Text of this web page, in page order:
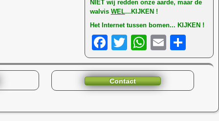
NIET wij redden onze aarde, maar de
walvis WEL...KIJKEN !
Het Internet tussen bomen... KIJKEN !
F
a
c
e
T
wi
tt
er
W
h
at
s
E
m
ail
el
e
n
Contact